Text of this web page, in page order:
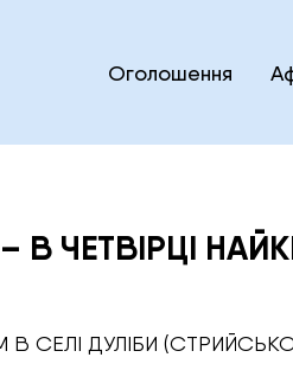
Оголошення
В ЧЕТВІРЦІ
В СЕЛІ ДУЛІБИ